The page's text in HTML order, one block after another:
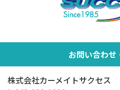
お問い合わせ
株式会社カーメイトサクセス